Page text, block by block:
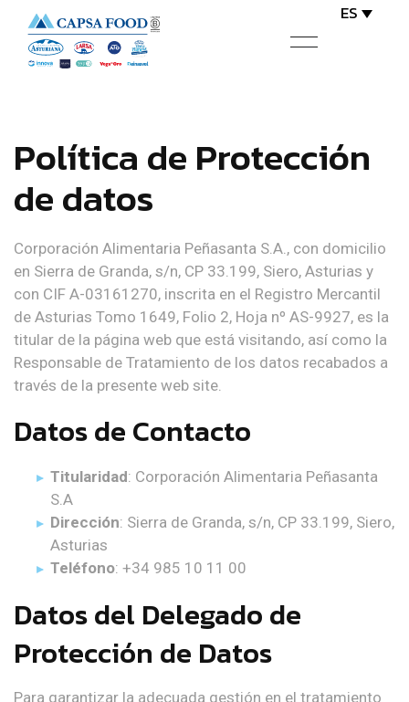
Política de Protección
de datos
Corporación Alimentaria Peñasanta S.A., con domicilio
en Sierra de Granda, s/n, CP 33.199, Siero, Asturias y
con CIF A-03161270, inscrita en el Registro Mercantil
de Asturias Tomo 1649, Folio 2, Hoja nº AS-9927, es la
titular de la página web que está visitando, así como la
Responsable de Tratamiento de los datos recabados a
través de la presente web site.
Datos de Contacto
Titularidad: Corporación Alimentaria Peñasanta
S.A
Dirección: Sierra de Granda, s/n, CP 33.199, Siero,
Asturias
Teléfono: +34 985 10 11 00
Datos del Delegado de
Protección de Datos
Para garantizar la adecuada gestión en el tratamiento
ES